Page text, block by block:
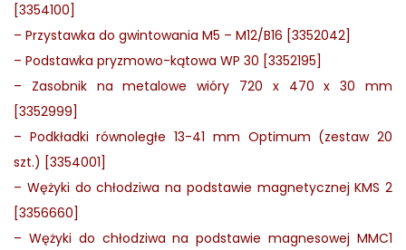
[3354100]
– Przystawka do gwintowania M5 – M12/B16 [3352042]
– Podstawka pryzmowo-kątowa WP 30 [3352195]
– Zasobnik na metalowe wióry 720 x 470 x 30 mm
[3352999]
– Podkładki równoległe 13-41 mm Optimum (zestaw 20
szt.) [3354001]
– Wężyki do chłodziwa na podstawie magnetycznej KMS 2
[3356660]
– Wężyki do chłodziwa na podstawie magnesowej MMC1